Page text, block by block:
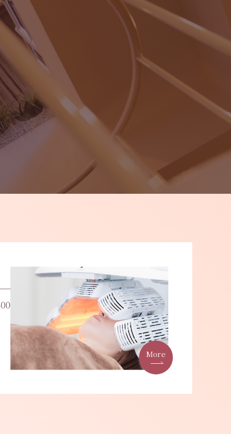
LINE予約・無料
- クリニック紹介 - アクセス - トピックス
- 元寺町スキンクリニック -
8024 和歌山県和歌山市元寺町1丁目32 5階受付
時間：水曜・金曜 11時～18時
日 13時～18時
More